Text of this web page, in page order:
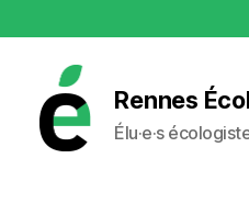
Rennes
Élu·e·s